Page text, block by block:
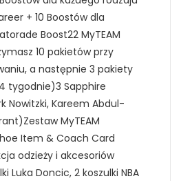
+ 10 Boostów dla
Boost22 MyTEAM
10 pakietów przy
a następnie 3 pakiety
tygodnie)3 Sapphire
Nowitzki, Kareem Abdul-
MyTEAM
Item & Coach Card
odzieży i akcesoriów
Luka Doncic, 2 koszulki NBA